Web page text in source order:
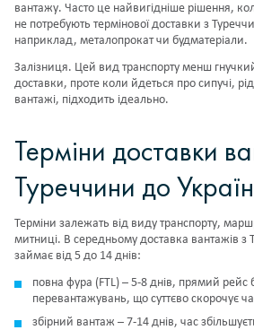
вантажу. Часто це найвигідніше рішення,
не потребують термінової доставки з
наприклад, металопрокат чи будматеріали.
Залізниця. Цей вид транспорту менш
доставки, проте коли йдеться про сипучі,
вантажі, підходить ідеально.
Терміни доставки
Туреччини до
Терміни залежать від виду транспорту,
митниці. В середньому доставка вантажів з
займає від 5 до 14 днів:
повна фура (FTL) – 5-8 днів, прямий рейс
перевантажувань, що суттєво скорочує
збірний вантаж – 7-14 днів, час